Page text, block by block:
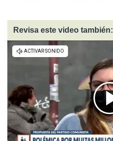
Revisa este video también: